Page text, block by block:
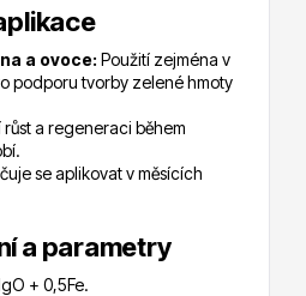
a ovoce: Použití zejména v
podporu tvorby zelené hmoty
a regeneraci během
se aplikovat v měsících
a parametry
+ 0,5Fe.